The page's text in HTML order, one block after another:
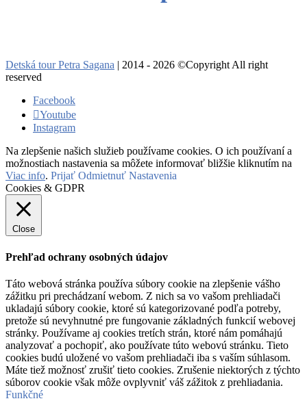
Detská tour Petra Sagana | 2014 - 2026 ©Copyright All right
reserved
Facebook
Youtube
Instagram
Na zlepšenie našich služieb používame cookies. O ich používaní a
možnostiach nastavenia sa môžete informovať bližšie kliknutím na
Viac info. Prijať Odmietnuť Nastavenia
Cookies & GDPR
Close
Prehľad ochrany osobných údajov
Táto webová stránka používa súbory cookie na zlepšenie vášho
zážitku pri prechádzaní webom. Z nich sa vo vašom prehliadači
ukladajú súbory cookie, ktoré sú kategorizované podľa potreby,
pretože sú nevyhnutné pre fungovanie základných funkcií webovej
stránky. Používame aj cookies tretích strán, ktoré nám pomáhajú
analyzovať a pochopiť, ako používate túto webovú stránku. Tieto
cookies budú uložené vo vašom prehliadači iba s vaším súhlasom.
Máte tiež možnosť zrušiť tieto cookies. Zrušenie niektorých z týchto
súborov cookie však môže ovplyvniť váš zážitok z prehliadania.
Funkčné